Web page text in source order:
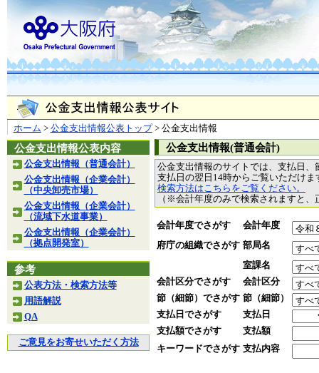
ホーム > 公金支出情報公表トップ> 公金支出情報
公金支出情報公表内容
公金支出情報（普通会計）
公金支出情報（企業会計）
（中央卸売市場）
公金支出情報（企業会計）
（流域下水道事業）
公金支出情報（企業会計）
（拠点開発室）
参考
公表方法・検索方法等
用語解説
QA
ご意見をお寄せいただく方法
公金支出情報(普通会計)
公金支出情報のサイトでは、支払日
支払日の翌日14時からご覧いただけ
検索方法はこちらをご覧ください。
（※会計年度のみで検索されますと
会計年度でさがす
会計年度
府庁の組織でさがす 部局名
室課名
会計区分でさがす
会計区分
節（細節）でさがす 節（細節）
支払日でさがす
支払日
支払額でさがす
支払額
キーワードでさがす 支払内容